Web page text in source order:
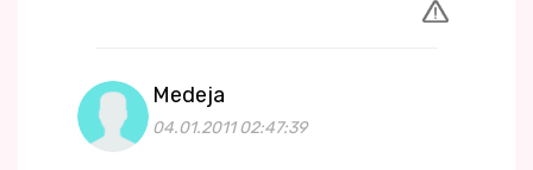
Medeja
04.01.2011 02:47:39